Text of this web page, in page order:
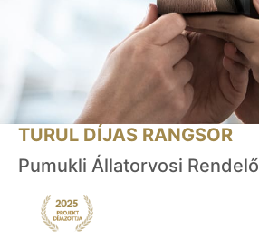
TURUL DÍJAS RANGSOR
Pumukli Állatorvosi Rendelő